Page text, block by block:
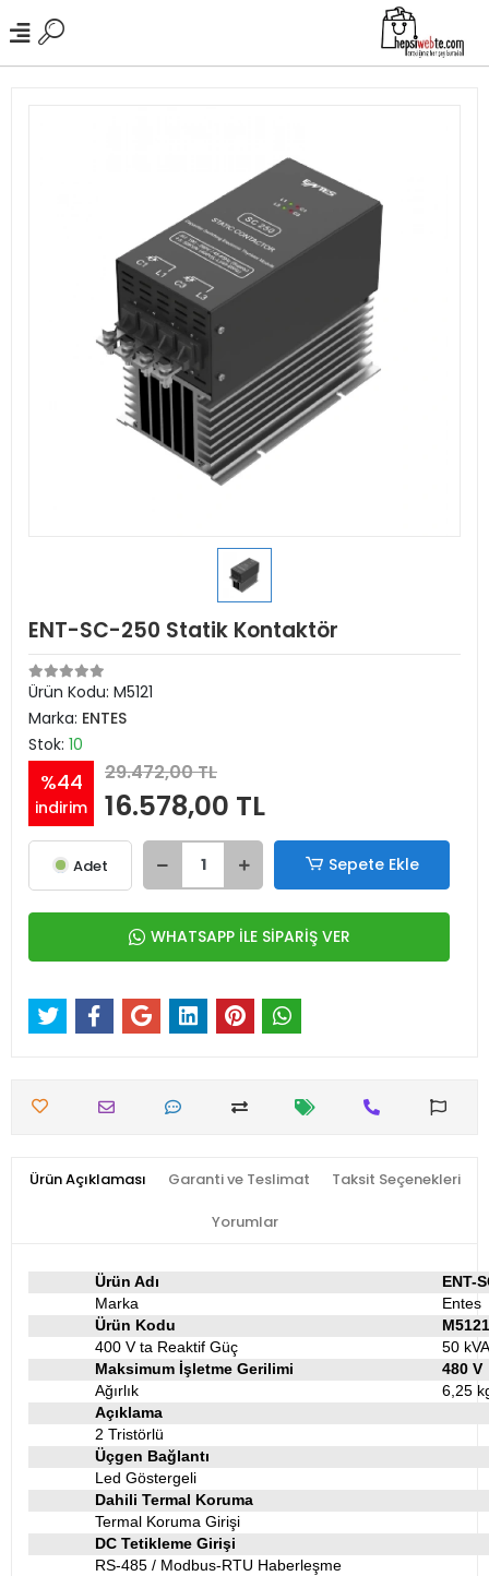
ENT-SC-250 Statik Kontaktör
Ürün Kodu: M5121
Marka: ENTES
Stok: 10
%44
indirim
29.472,00 TL
16.578,00 TL
Adet Sepete Ekle
WHATSAPP İLE SİPARİŞ VER
Ürün Açıklaması Garanti ve Teslimat Taksit Seçenekleri
Yorumlar
Ürün Adı
ENT-
Marka
Entes
Ürün Kodu
M5121
400 V ta Reaktif Güç
50
Maksimum İşletme Gerilimi
480 V
Ağırlık
6,25
Açıklama
2 Tristörlü
Üçgen Bağlantı
Led Göstergeli
Dahili Termal Koruma
Termal Koruma Girişi
DC Tetikleme Girişi
RS-485 / Modbus-RTU Haberleşme